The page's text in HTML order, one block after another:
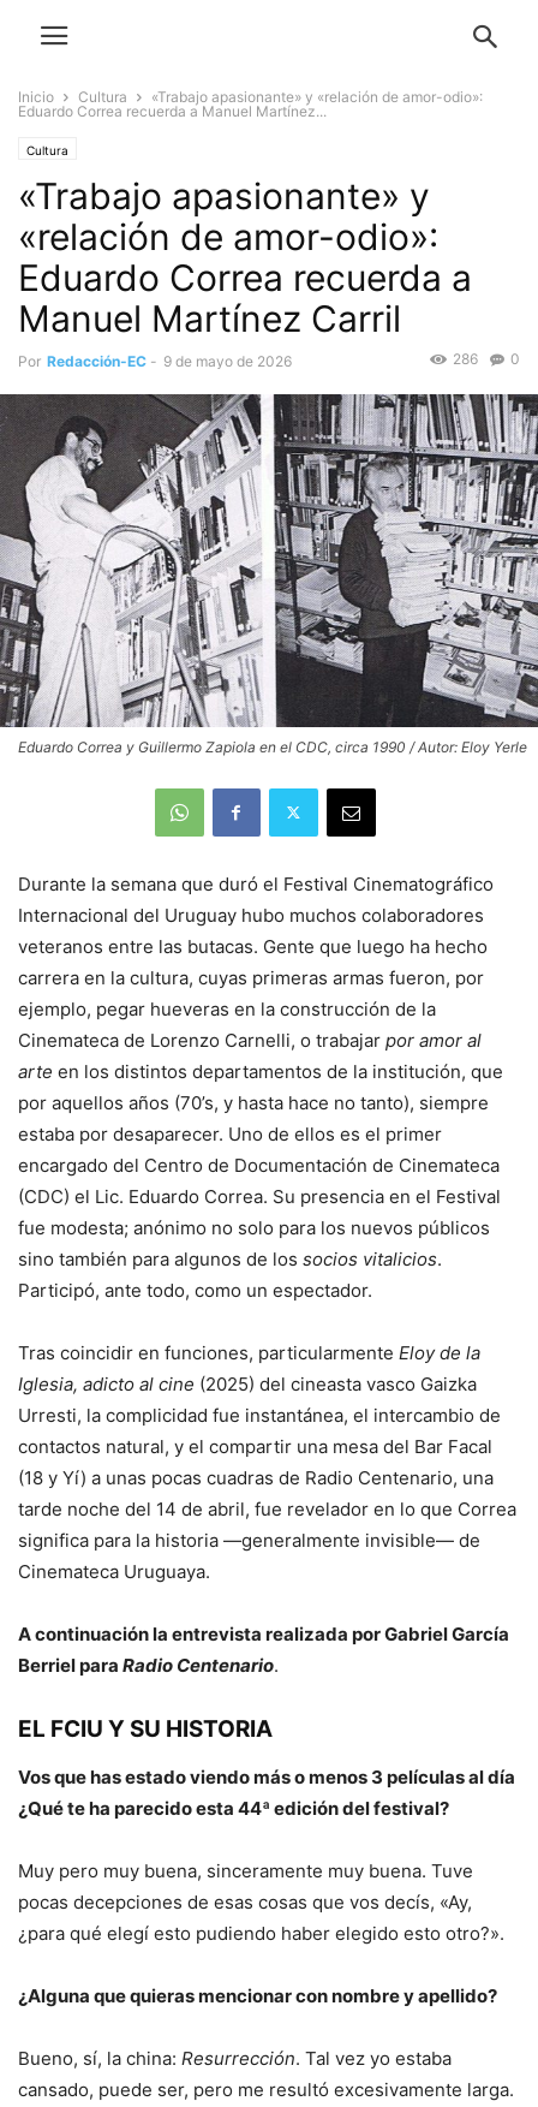
Inicio Cultura
«Trabajo apasionante» y «relación de amor-odio»:
Eduardo Correa recuerda a Manuel Martínez...
Cultura
«Trabajo apasionante» y
«relación de amor-odio»:
Eduardo Correa recuerda a
Manuel Martínez Carril
Por Redacción-EC - 9 de mayo de 2026 0
286
Eduardo Correa y Guillermo Zapiola en el CDC, circa 1990 / Autor: Eloy Yerle
Durante la semana que duró el Festival Cinematográfico
Internacional del Uruguay hubo muchos colaboradores
veteranos entre las butacas. Gente que luego ha hecho
carrera en la cultura, cuyas primeras armas fueron, por
ejemplo, pegar hueveras en la construcción de la
Cinemateca de Lorenzo Carnelli, o trabajar por amor al
arte en los distintos departamentos de la institución, que
por aquellos años (70’s, y hasta hace no tanto), siempre
estaba por desaparecer. Uno de ellos es el primer
encargado del Centro de Documentación de Cinemateca
(CDC) el Lic. Eduardo Correa. Su presencia en el Festival
fue modesta; anónimo no solo para los nuevos públicos
sino también para algunos de los socios vitalicios.
Participó, ante todo, como un espectador.
Tras coincidir en funciones, particularmente Eloy de la
Iglesia, adicto al cine (2025) del cineasta vasco Gaizka
Urresti, la complicidad fue instantánea, el intercambio de
contactos natural, y el compartir una mesa del Bar Facal
(18 y Yí) a unas pocas cuadras de Radio Centenario, una
tarde noche del 14 de abril, fue revelador en lo que Correa
significa para la historia —generalmente invisible— de
Cinemateca Uruguaya.
A continuación la entrevista realizada por Gabriel García
Berriel para Radio Centenario.
EL FCIU Y SU HISTORIA
Vos que has estado viendo más o menos 3 películas al día
¿Qué te ha parecido esta 44ª edición del festival?
Muy pero muy buena, sinceramente muy buena. Tuve
pocas decepciones de esas cosas que vos decís, «Ay,
¿para qué elegí esto pudiendo haber elegido esto otro?».
¿Alguna que quieras mencionar con nombre y apellido?
Bueno, sí, la china: Resurrección. Tal vez yo estaba
cansado, puede ser, pero me resultó excesivamente larga.